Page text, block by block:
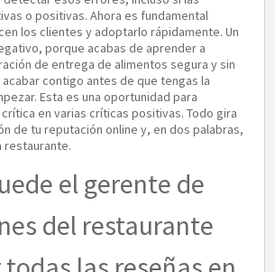
o positivas. Ahora es fundamental
los clientes y adoptarlo rápidamente. Un
porque acabas de aprender a
de entrega de alimentos segura y sin
contigo antes de que tengas la
Esta es una oportunidad para
en varias críticas positivas. Todo gira
de tu reputación online y, en dos palabras,
restaurante.
el gerente de
del restaurante